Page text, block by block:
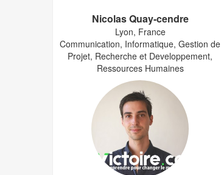
Nicolas Quay-cendre
Lyon, France
Communication, Informatique, Gestion de
Projet, Recherche et Developpement,
Ressources Humaines